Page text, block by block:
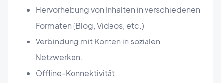
Hervorhebung von Inhalten in verschiedenen
Formaten (Blog, Videos, etc.)
Verbindung mit Konten in sozialen
Netzwerken.
Offline-Konnektivität